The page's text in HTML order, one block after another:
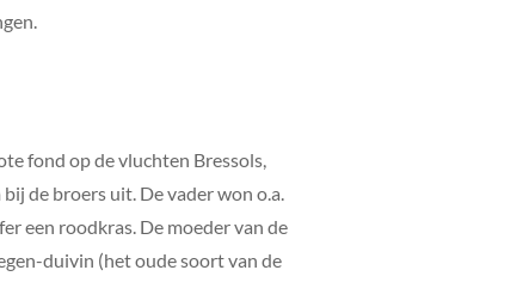
fond op de vluchten Bressols,
de broers uit. De vader won o.a.
een roodkras. De moeder van de
duivin (het oude soort van de